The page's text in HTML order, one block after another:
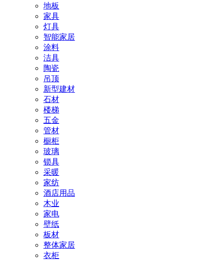
地板
家具
灯具
智能家居
涂料
洁具
陶瓷
吊顶
新型建材
石材
楼梯
五金
管材
橱柜
玻璃
锁具
采暖
家纺
酒店用品
木业
家电
壁纸
板材
整体家居
衣柜